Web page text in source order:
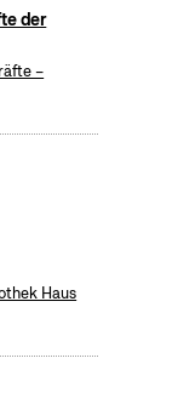
der
–
Haus